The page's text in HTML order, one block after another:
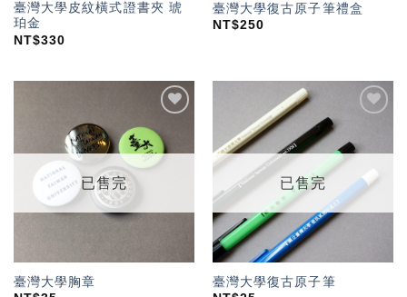
臺灣大學皮紋橫式證書夾 琥
珀金
NT$330
臺灣大學復古原子筆禮盒
NT$250
「願
望輕
已售完
臺灣大學胸章
望輕
已售完
臺灣大學復古原子筆